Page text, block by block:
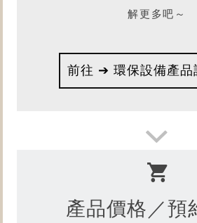
產
解更多吧～
前往 ➔ 環保設備產品
產品價格／預